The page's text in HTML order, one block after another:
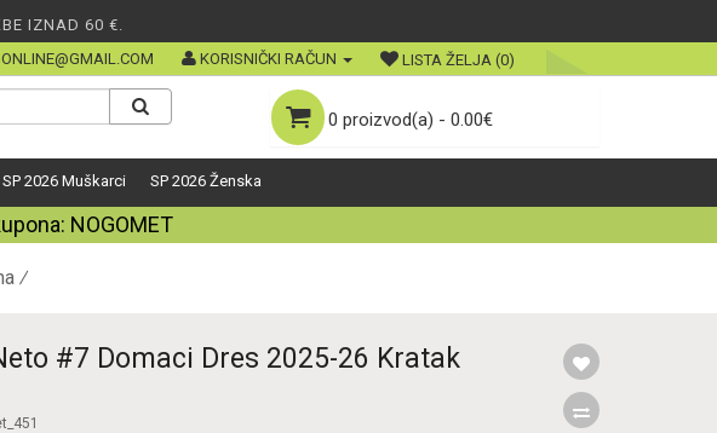
IZNAD 60 €.
KORISNIČKI RAČUN LISTA ŽELJA (0)
0 proizvod(a) - 0.00€
SP 2026 Muškarci SP 2026 Ženska
NOGOMET
#7 Domaci Dres 2025-26 Kratak